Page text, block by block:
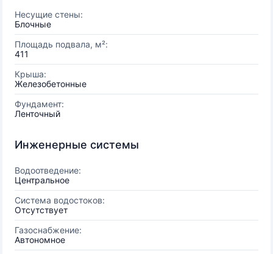
Несущие стены:
Блочные
Площадь подвала, м²:
411
Крыша:
Железобетонные
Фундамент:
Ленточный
Инженерные системы
Водоотведение:
Центральное
Система водостоков:
Отсутствует
Газоснабжение:
Автономное